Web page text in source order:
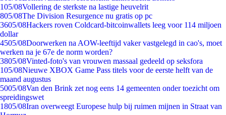
105/08Vollering de sterkste na lastige heuvelrit
805/08The Division Resurgence nu gratis op pc
3605/08Hackers roven Coldcard-bitcoinwallets leeg voor 114 miljoen
dollar
4505/08Doorwerken na AOW-leeftijd vaker vastgelegd in cao's, moet
werken na je 67e de norm worden?
3805/08Vinted-foto's van vrouwen massaal gedeeld op seksfora
105/08Nieuwe XBOX Game Pass titels voor de eerste helft van de
maand augustus
5005/08Van den Brink zet nog eens 14 gemeenten onder toezicht om
spreidingswet
1805/08Iran overweegt Europese hulp bij ruimen mijnen in Straat van